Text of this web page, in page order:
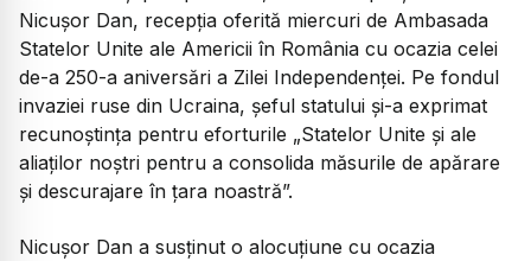
Nicușor Dan, recepția oferită miercuri de Ambasada
Statelor Unite ale Americii în România cu ocazia celei
de-a 250-a aniversări a Zilei Independenței. Pe fondul
invaziei ruse din Ucraina, șeful statului și-a exprimat
recunoștința pentru eforturile „Statelor Unite și ale
aliaților noștri pentru a consolida măsurile de apărare
și descurajare în țara noastră”.
Nicușor Dan a susținut o alocuțiune cu ocazia